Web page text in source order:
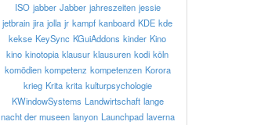
ISO jabber Jabber jahreszeiten jessie
jetbrain jira jolla jr kampf kanboard KDE kde
kekse KeySync KGuiAddons kinder Kino
kino kinotopia klausur klausuren kodi köln
komödien kompetenz kompetenzen Korora
krieg Krita krita kulturpsychologie
KWindowSystems Landwirtschaft lange
nacht der museen lanyon Launchpad laverna